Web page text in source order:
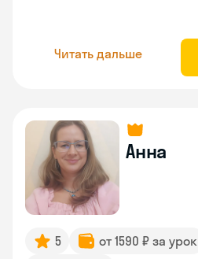
Читать дальше
Анна
5 от 1590 ₽ за урок